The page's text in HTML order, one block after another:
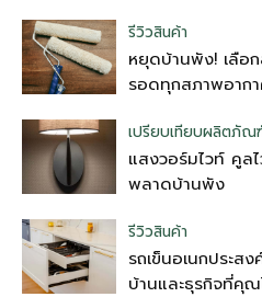
รีวิวสินค้า
หยุดบ้านพัง! เลือ
รอดทุกสภาพอาก
เปรียบเทียบผลิตภัณ
แสงวอร์มไวท์ คูล
พลาดบ้านพัง
รีวิวสินค้า
รถเข็นอเนกประส
บ้านและธุรกิจที่คุณ